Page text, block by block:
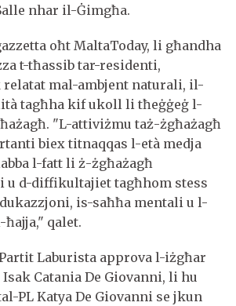
nhar il-Ġimgħa.
oħt MaltaToday, li għandha
t-tħassib tar-residenti,
relatat mal-ambjent naturali, il-
tagħha kif ukoll li tħeġġeġ l-
"L-attiviżmu taż-żgħażagħ
biex titnaqqas l-età medja
l-fatt li ż-żgħażagħ
u d-diffikultajiet tagħhom stess
is-saħħa mentali u l-
qalet.
Laburista approva l-iżgħar
Catania De Giovanni, li hu
PL Katya De Giovanni se jkun